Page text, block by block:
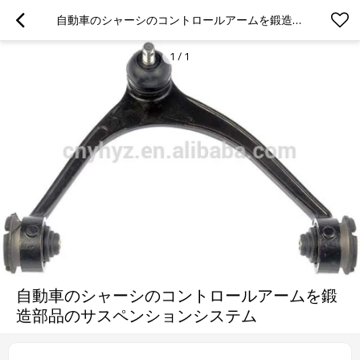
自動車のシャーシのコントロールアームを鍛造部品のサスペンションシステム
1 / 1
自動車のシャーシのコントロールアームを鍛
造部品のサスペンションシステム